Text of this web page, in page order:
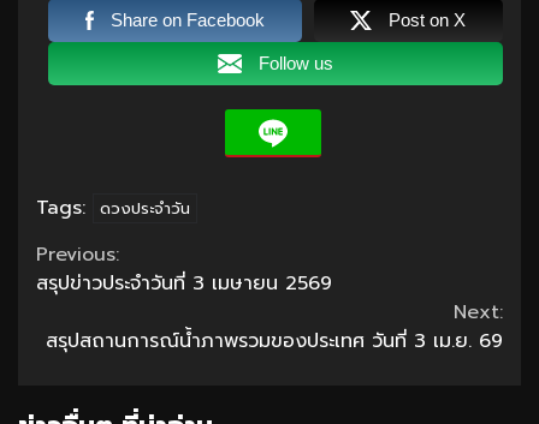
Share on Facebook Post on X
Follow us
Tags: ดวงประจำวัน
Continue
Reading
Previous:
สรุปข่าวประจำวันที่ 3 เมษายน 2569
Next:
สรุปสถานการณ์น้ำภาพรวมของประเทศ วันที่ 3 เม.ย. 69